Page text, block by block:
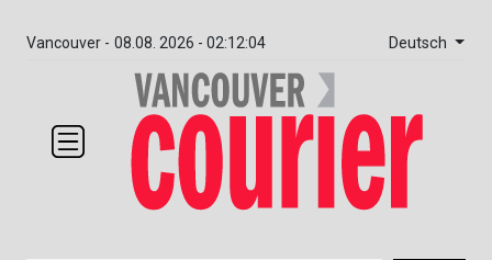
Vancouver - 08.08. 2026 - 02:12:04 Deutsch